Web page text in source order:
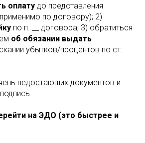
оплату до представления
по договору); 2)
по п. __ договора; 3) обратиться
об обязании выдать
убытков/процентов по ст.
недостающих документов и
на ЭДО (это быстрее и